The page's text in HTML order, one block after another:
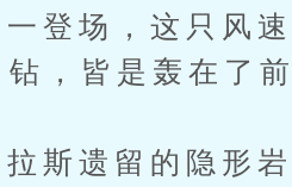
，这只风速
，皆是轰在了前
留的隐形岩